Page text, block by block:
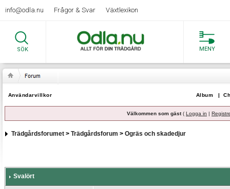
info@odla.nu Frågor & Svar Växtlexikon
SÖK MENY
Användarvillkor Album |
Välkommen som gäst( Logga in |
Trädgårdsforumet> Trädgårdsforum > Ogräs och skadedjur
Svalört